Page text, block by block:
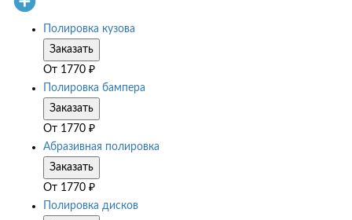
Полировка кузова
Заказать
От 1770 ₽
Полировка бампера
Заказать
От 1770 ₽
Абразивная полировка
Заказать
От 1770 ₽
Полировка дисков